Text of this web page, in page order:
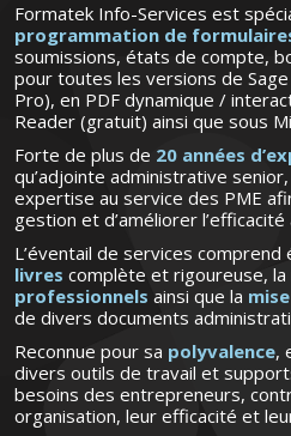
Formatek Info-Services est
programmation de
soumissions, états de compte,
pour toutes les versions de
Pro), en PDF dynamique /
Reader (gratuit) ainsi que sous
Forte de plus de 20 années
qu’adjointe administrative
expertise au service des PME
gestion et d’améliorer
L’éventail de services comprend
livres complète et rigoureuse,
professionnels ainsi que la
de divers documents
Reconnue pour sa polyvalence,
divers outils de travail et
besoins des entrepreneurs,
organisation, leur efficacité et